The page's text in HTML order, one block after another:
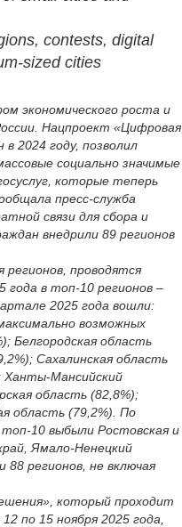
contests, digital
sized cities
экономического роста и
Нацпроект «Цифровая
2024 году, позволил
социально значимые
которые теперь
пресс-служба
связи для сбора и
внедрили 89 регионов
регионов, проводятся
года в топ-10 регионов –
2025 года вошли:
возможных
Белгородская область
Сахалинская область
Ханты-Мансийский
область (82,8%);
область (79,2%). По
10 выбыли Ростовская и
Ямало-Ненецкий
88 регионов, не включая
который проходит
по 15 ноября 2025 года,